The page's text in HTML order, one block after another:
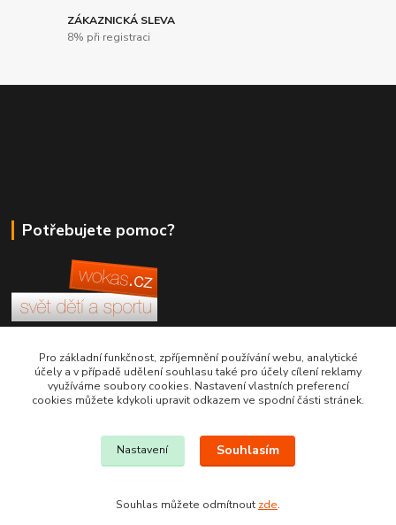
ZÁKAZNICKÁ SLEVA
8% při registraci
Potřebujete pomoc?
+420 380 830 198
wokas.online@yahoo.cz
Pro základní funkčnost, zpříjemnění používání webu, analytické
účely a v případě udělení souhlasu také pro účely cílení reklamy
využíváme soubory cookies. Nastavení vlastních preferencí
cookies můžete kdykoli upravit odkazem ve spodní části stránek.
Nastavení Souhlasím
Souhlas můžete odmítnout zde.